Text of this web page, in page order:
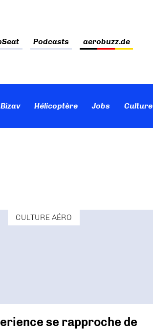
Podcasts aerobuzz.de
Bizav Hélicoptère Jobs
CULTURE AÉRO
se rapproche de